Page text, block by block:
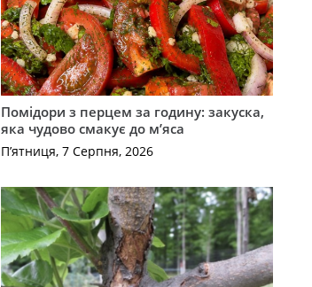
Помідори з перцем за годину: закуска,
яка чудово смакує до м’яса
П’ятниця, 7 Серпня, 2026